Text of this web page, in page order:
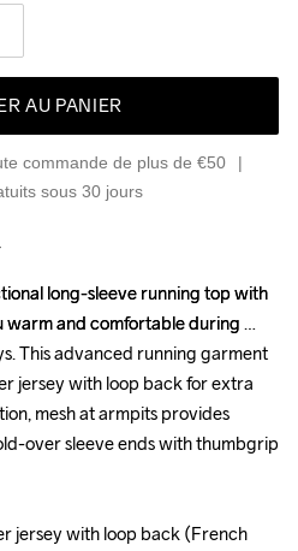
AU PANIER
commande de plus de €50
sous 30 jours
long-sleeve running top with
and comfortable during
This advanced running garment
jersey with loop back for extra
mesh at armpits provides
over sleeve ends with thumbgrip
jersey with loop back (French
long-sleeve running top with
and comfortable during
This advanced running garment
jersey with loop back for extra
mesh at armpits provides
over sleeve ends with thumbgrip
jersey with loop back (French